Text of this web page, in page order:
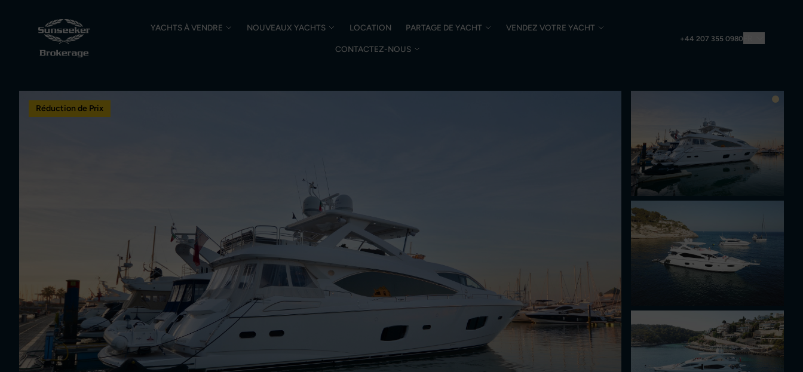
YACHTS À VENDRE NOUVEAUX YACHTS LOCATION PARTAGE DE YACHT VENDEZ VOTRE YACHT
CONTACTEZ-NOUS
+44 207 355 0980
Réduction de Prix